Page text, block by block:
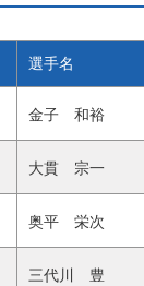
選手名
金子 和裕
大貫 宗一
奥平 栄次
三代川 豊